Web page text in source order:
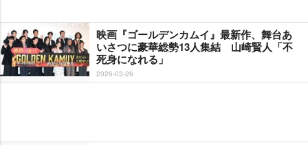
映画『ゴールデンカムイ』最新作、舞台あ
いさつに豪華総勢13人集結 山崎賢人「不
死身になれる」
2026-03-26